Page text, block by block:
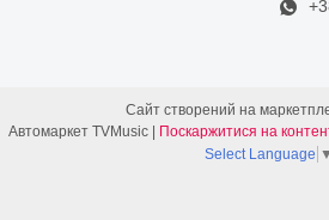
Сайт створений на
Поскаржитися на
Select Language